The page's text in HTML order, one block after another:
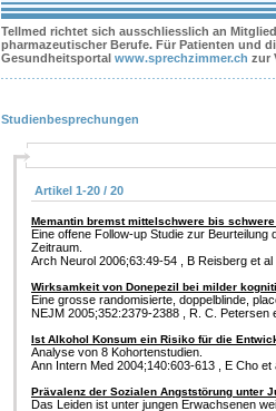
Tellmed richtet sich ausschliesslich an
pharmazeutischer Berufe. Für Patienten und
Gesundheitsportal www.sprechzimmer.ch zur
Studienbesprechungen
Artikel 1-20 / 20
Memantin bremst mittelschwere bis
Eine offene Follow-up Studie zur
Zeitraum.
Arch Neurol 2006;63:49-54 , B Reisberg et al
Wirksamkeit von Donepezil bei milder
Eine grosse randomisierte, doppelblinde,
NEJM 2005;352:2379-2388 , R. C. Petersen
Ist Alkohol Konsum ein Risiko für die
Analyse von 8 Kohortenstudien.
Ann Intern Med 2004;140:603-613 , E Cho et
Prävalenz der Sozialen Angststörung unter
Das Leiden ist unter jungen Erwachsenen